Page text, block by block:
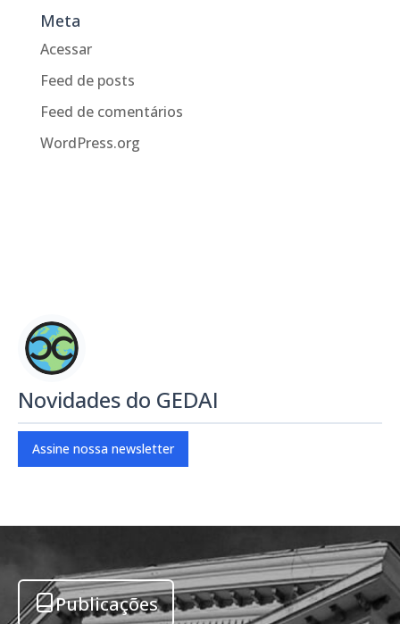
Meta
Acessar
Feed de posts
Feed de comentários
WordPress.org
Novidades do GEDAI
Assine nossa newsletter
Publicações